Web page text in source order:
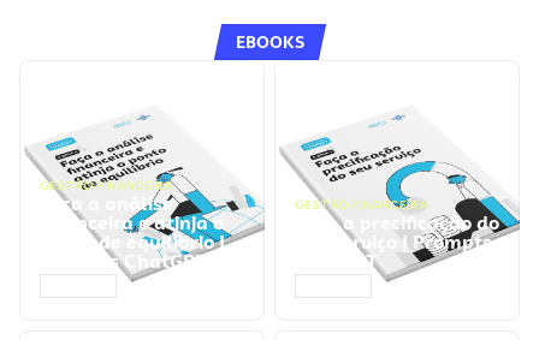
EBOOKS
GESTÃO FINANCEIRA
Faça a análise
financeira e atinja o
ponto de equilíbrio |
Prompts ChatGPT
GESTÃO FINANCEIRA
Faça a precificação do
seu serviço | Prompts
ChatGPT